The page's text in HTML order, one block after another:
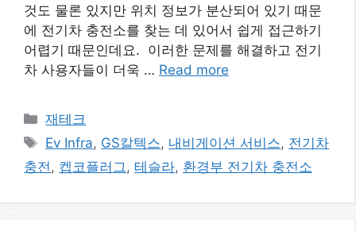
것도 물론 있지만 위치 정보가 분산되어 있기 때문
에 전기차 충전소를 찾는 데 있어서 쉽게 접근하기
어렵기 때문인데요. 이러한 문제를 해결하고 전기
차 사용자들이 더욱 … Read more
카
테
리
재테크
태
그
Ev Infra, GS칼텍스, 내비게이션 서비스, 전기차
충전, 켑코플러그, 테슬라, 환경부 전기차 충전소